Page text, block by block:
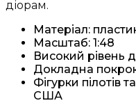
діорам.
Матеріал:
Масштаб: 1:48
Високий рівень
Докладна
Фігурки пілотів
США